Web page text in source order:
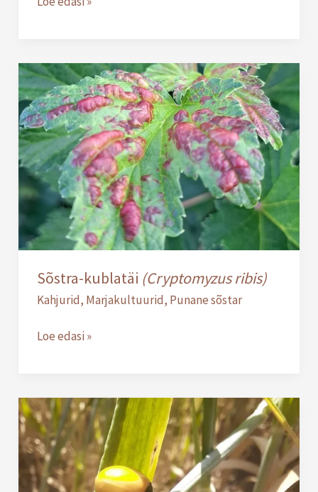
Sõstra-kublatäi (Cryptomyzus ribis)
Kahjurid, Marjakultuurid, Punane sõstar
Sõstra-
kublatäi
(Cryptomyzus
ribis)
Loe edasi »
Lepatriinu